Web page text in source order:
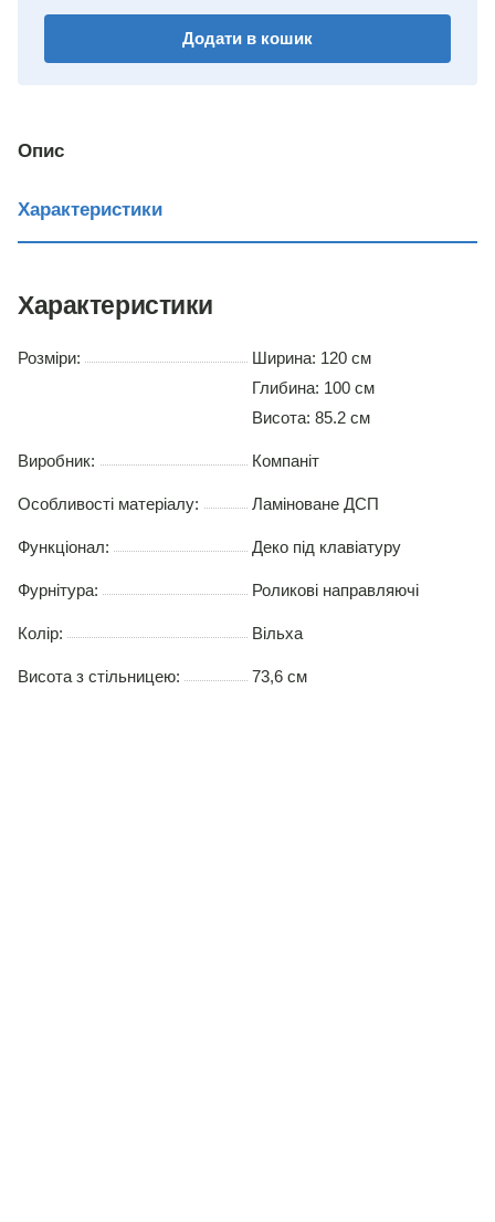
Додати в кошик
Опис
Характеристики
Характеристики
Розміри:
Ширина: 120 см
Глибина: 100 см
Висота: 85.2 см
Виробник: Компаніт
Особливості матеріалу: Ламіноване ДСП
Функціонал: Деко під клавіатуру
Фурнітура: Роликові направляючі
Колір: Вільха
Висота з стільницею: 73,6 см